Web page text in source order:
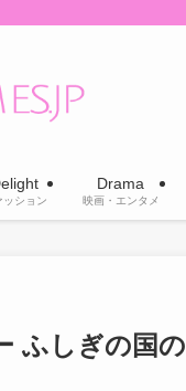
ッション
Drama
映画・エンタメ
ふしぎの国の